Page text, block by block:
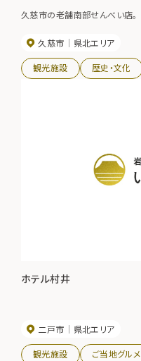
久慈市の老舗南部せんべい店。
久慈市 県北エリア
観光施設 歴史・文化
ホテル村井
二戸市 県北エリア
観光施設 ご当地グルメ